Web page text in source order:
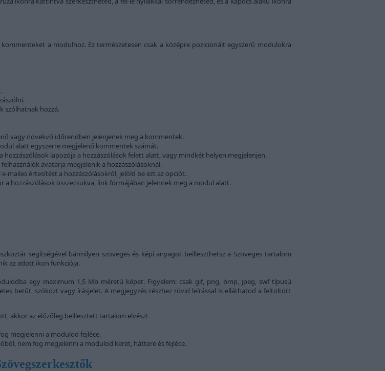
a modulhoz. Ez természetesen csak a középre pozicionált egyszerű modulokra
szólhatnak hozzá.
vagy növekvő időrendben jelenjenek meg a kommentek.
alatt egyszerre megjelenő kommentek számát.
hozzászólások lapozója a hozzászólások felett alatt, vagy mindkét helyen megjelenjen.
avatarja megjelenik a hozzászólásoknál.
e-mailes értesítést a hozzászólásokról, jelöld be ezt az opciót.
a hozzászólások összecsukva, link formájában jelennek meg a modul alatt.
segítségével bármilyen szöveges és képi anyagot beilleszthetsz a Szöveges tartalom
az adott ikon funkciója.
egy maximum 1,5 Mb méretű képet. Figyelem: csak gif, png, bmp, jpeg, swf típusú
betűt, szóközt vagy írásjelet. A megjegyzés részhez rövid leírással is elláthatod a feltöltött
akkor az előzőleg beillesztett tartalom elvész!
megjelenni a modulod fejléce.
nem fog megjelenni a modulod keret, háttere és fejléce.